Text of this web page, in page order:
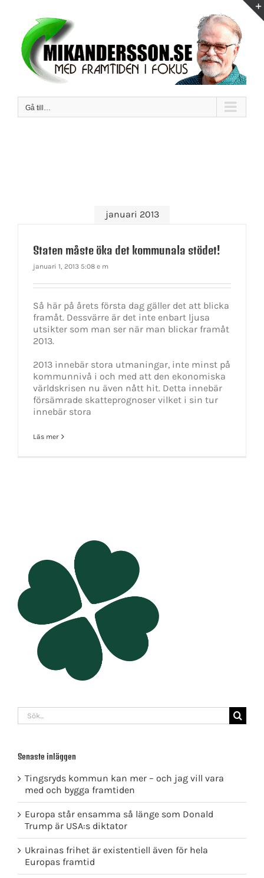
innehållet
Gå till…
januari 2013
Staten måste öka det kommunala stödet!
januari 1, 2013 5:08 e m
Så här på årets första dag gäller det att blicka
framåt. Dessvärre är det inte enbart ljusa
utsikter som man ser när man blickar framåt
2013.
2013 innebär stora utmaningar, inte minst på
kommunnivå i och med att den ekonomiska
världskrisen nu även nått hit. Detta innebär
försämrade skatteprognoser vilket i sin tur
innebär stora
Läs mer
Sök
efter:
Senaste inläggen
Tingsryds kommun kan mer – och jag vill vara
med och bygga framtiden
Europa står ensamma så länge som Donald
Trump är USA:s diktator
Ukrainas frihet är existentiell även för hela
Europas framtid